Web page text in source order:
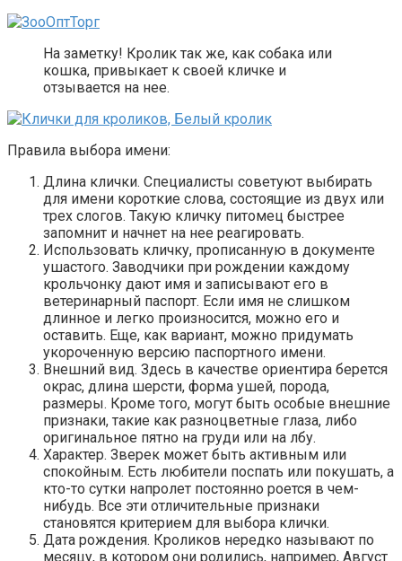
На заметку! Кролик так же, как собака или
кошка, привыкает к своей кличке и
отзывается на нее.
Правила выбора имени:
Длина клички. Специалисты советуют выбирать
для имени короткие слова, состоящие из двух или
трех слогов. Такую кличку питомец быстрее
запомнит и начнет на нее реагировать.
Использовать кличку, прописанную в документе
ушастого. Заводчики при рождении каждому
крольчонку дают имя и записывают его в
ветеринарный паспорт. Если имя не слишком
длинное и легко произносится, можно его и
оставить. Еще, как вариант, можно придумать
укороченную версию паспортного имени.
Внешний вид. Здесь в качестве ориентира берется
окрас, длина шерсти, форма ушей, порода,
размеры. Кроме того, могут быть особые внешние
признаки, такие как разноцветные глаза, либо
оригинальное пятно на груди или на лбу.
Характер. Зверек может быть активным или
спокойным. Есть любители поспать или покушать, а
кто-то сутки напролет постоянно роется в чем-
нибудь. Все эти отличительные признаки
становятся критерием для выбора клички.
Дата рождения. Кроликов нередко называют по
месяцу, в котором они родились, например, Август